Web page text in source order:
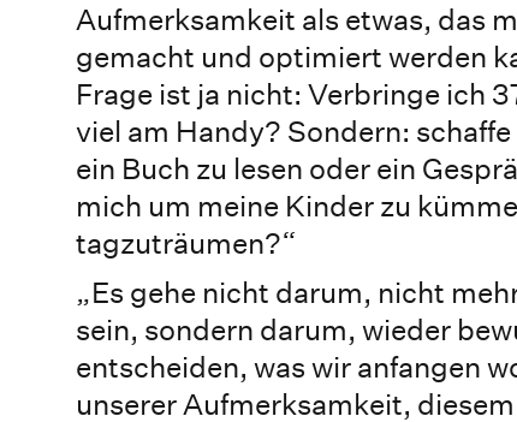
Aufmerksamkeit als etwas, das
gemacht und optimiert werden
Frage ist ja nicht: Verbringe ich
viel am Handy? Sondern: schaffe
ein Buch zu lesen oder ein
mich um meine Kinder zu
tagzuträumen?“
„Es gehe nicht darum, nicht
sein, sondern darum, wieder
entscheiden, was wir anfangen
unserer Aufmerksamkeit,